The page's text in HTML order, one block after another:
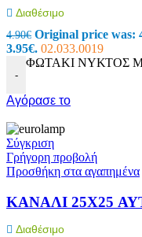
Διαθέσιμο
4.90€ Original price was:
3.95€. 02.033.0019
-
ΦΩΤΑΚΙ ΝΥΚΤΟΣ ΜΕ
Αγόρασε το
Σύγκριση
Γρήγορη προβολή
Προσθήκη στα αγαπημένα
ΚΑΝΑΛΙ 25X25
Διαθέσιμο